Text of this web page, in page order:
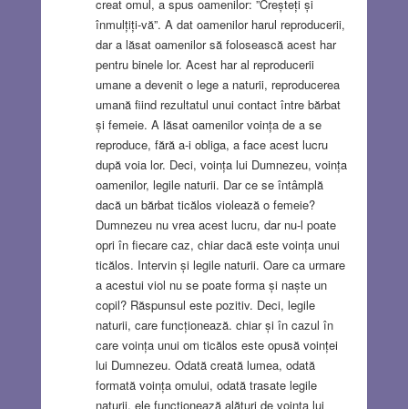
creat omul, a spus oamenilor: ”Creșteți și
înmulțiți-vă”. A dat oamenilor harul reproducerii,
dar a lăsat oamenilor să folosească acest har
pentru binele lor. Acest har al reproducerii
umane a devenit o lege a naturii, reproducerea
umană fiind rezultatul unui contact între bărbat
și femeie. A lăsat oamenilor voința de a se
reproduce, fără a-i obliga, a face acest lucru
după voia lor. Deci, voința lui Dumnezeu, voința
oamenilor, legile naturii. Dar ce se întâmplă
dacă un bărbat ticălos violează o femeie?
Dumnezeu nu vrea acest lucru, dar nu-l poate
opri în fiecare caz, chiar dacă este voința unui
ticălos. Intervin și legile naturii. Oare ca urmare
a acestui viol nu se poate forma și naște un
copil? Răspunsul este pozitiv. Deci, legile
naturii, care funcționează. chiar și în cazul în
care voința unui om ticălos este opusă voinței
lui Dumnezeu. Odată creată lumea, odată
formată voința omului, odată trasate legile
naturii, ele funcționează alături de voința lui